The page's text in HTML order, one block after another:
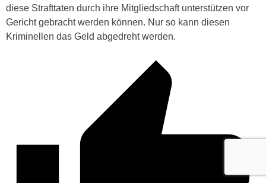
diese Strafttaten durch ihre Mitgliedschaft unterstützen vor
Gericht gebracht werden können. Nur so kann diesen
Kriminellen das Geld abgedreht werden.